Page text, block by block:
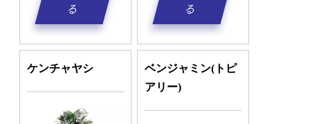
る
る
ケンチャヤシ
ベンジャミン(トピ
アリー)